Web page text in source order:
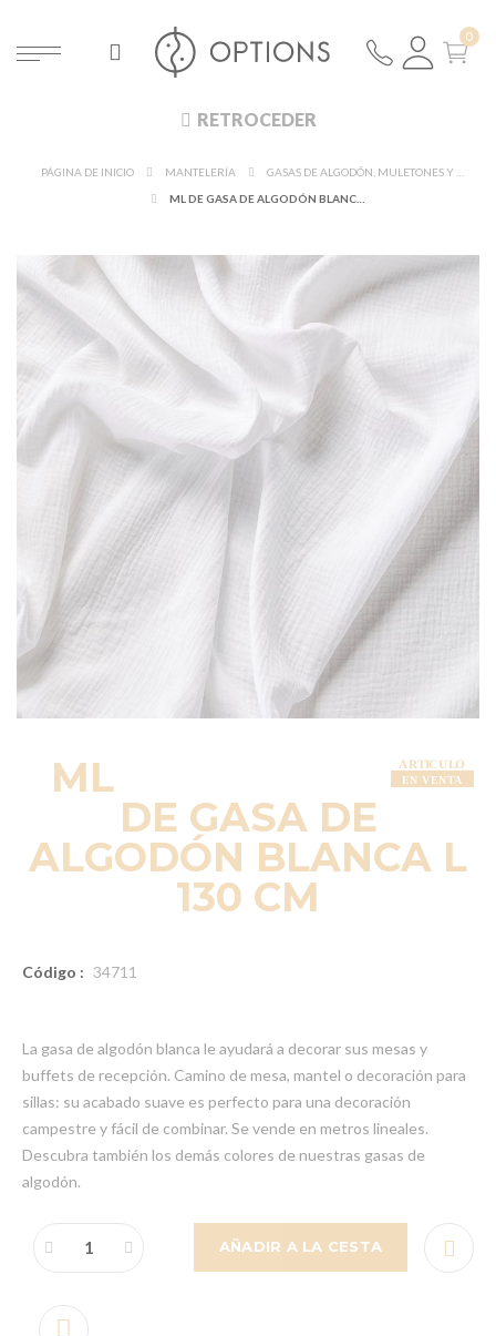
RETROCEDER
PÁGINA DE INICIO MANTELERÍA
ML
DE GASA DE
ALGODÓN BLANCA L
130 CM
Código : 34711
La gasa de algodón blanca le ayudará a decorar sus mesas y
buffets de recepción. Camino de mesa, mantel o decoración para
sillas: su acabado suave es perfecto para una decoración
campestre y fácil de combinar. Se vende en metros lineales.
Descubra también los demás colores de nuestras gasas de
algodón.
AÑADIR A LA CESTA